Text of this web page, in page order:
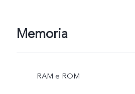
Memoria
RAM e ROM